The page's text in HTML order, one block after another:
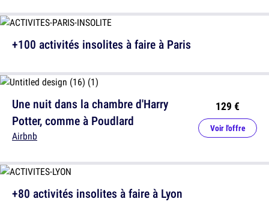
+100 activités insolites à faire à Paris
+80 activités insolites à faire à Lyon
Une nuit dans la chambre d'Harry
Potter, comme à Poudlard
Airbnb
129 €
Voir l'offre